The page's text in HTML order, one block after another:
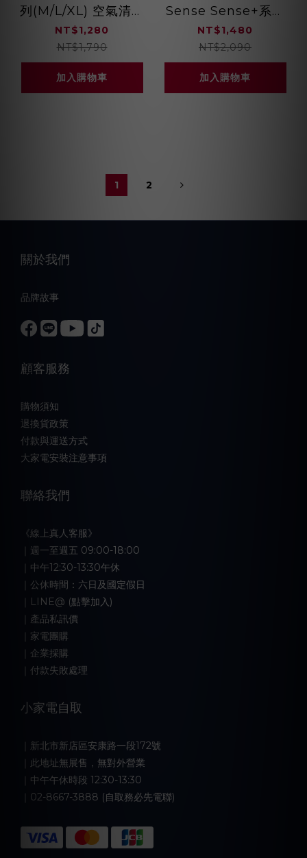
列(M/L/XL) 空氣清淨
機 HEPA抗菌濾網 活
性碳濾棉 綠綠好日
NT$1,280
NT$1,790
加入購物車
Sense Sense+系列
空氣清淨機 HEPA抗
菌濾網 綠綠好日
NT$1,480
NT$2,090
加入購物車
1 2
關於我們
品牌故事
顧客服務
購物須知
退換貨政策
付款與運送方式
大家電安裝注意事項
聯絡我們
《線上真人客服》
｜週一至週五 09:00-18:00
｜中午12:30-13:30午休
｜公休時間：六日及國定假日
｜LINE@ (點擊加入)
｜產品私訊價
｜家電團購
｜企業採購
｜付款失敗處理
小家電自取
｜新北市新店區安康路一段172號
｜此地址無展售，無對外營業
｜中午午休時段 12:30-13:30
｜02-8667-3888 (自取務必先電聯)